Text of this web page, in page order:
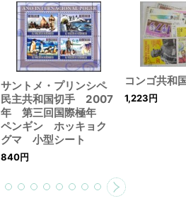
サントメ・プリンシペ
民主共和国切手 2007
年 第三回国際極年
ペンギン ホッキョク
グマ 小型シート
840円
コンゴ共和
1,223円